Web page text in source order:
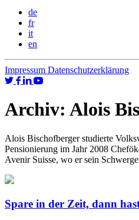
de
fr
it
en
Impressum Datenschutzerklärung
Archiv: Alois
Alois Bischofberger studierte
Pensionierung im Jahr 2008
Avenir Suisse, wo er sein
Spare in der Zeit, dann